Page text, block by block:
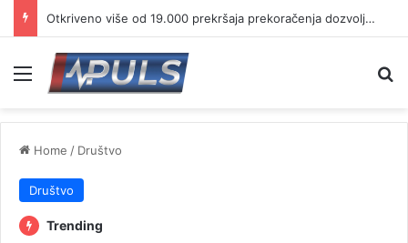
Vranje ovog vikenda na dva točka: Mini biciklijada za najmlađe, a potom vožnja do brane Prvonek
Menu
Home / Društvo
Društvo
Trending